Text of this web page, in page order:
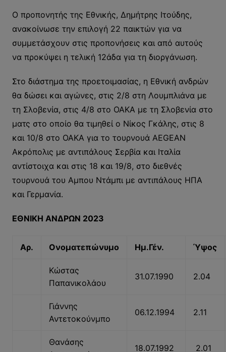
Ο προπονητής της Εθνικής, Δημήτρης Ιτούδης,
ανακοίνωσε την επιλογή 22 παικτών για να
συμμετάσχουν στις προπονήσεις και από αυτούς
να προκύψει η τελική 12άδα για τη διοργάνωση.
Στο διάστημα της προετοιμασίας, η Εθνική ανδρών
θα δώσει και αγώνες, στις 2/8 στη Λουμπλιάνα με
τη Σλοβενία, στις 4/8 στο ΟΑΚΑ με τη Σλοβενία στο
ματς στο οποίο θα τιμηθεί ο Νίκος Γκάλης, στις 8
και 10/8 στο ΟΑΚΑ για το τουρνουά AEGEAN
Aκρόπολις με αντιπάλους Σερβία και Ιταλία
αντίστοιχα και στις 18 και 19/8, στο διεθνές
τουρνουά του Αμπου Ντάμπι με αντιπάλους ΗΠΑ
και Γερμανία.
ΕΘΝΙΚΗ ΑΝΔΡΩΝ 2023
Αρ. Ονοματεπώνυμο Ημ.Γέν. Ύψος
Κώστας
Παπανικολάου
31.07.1990 2.04
Γιάννης
Αντετοκούνμπο
06.12.1994 2.11
Θανάσης
18.07.1992 2.01